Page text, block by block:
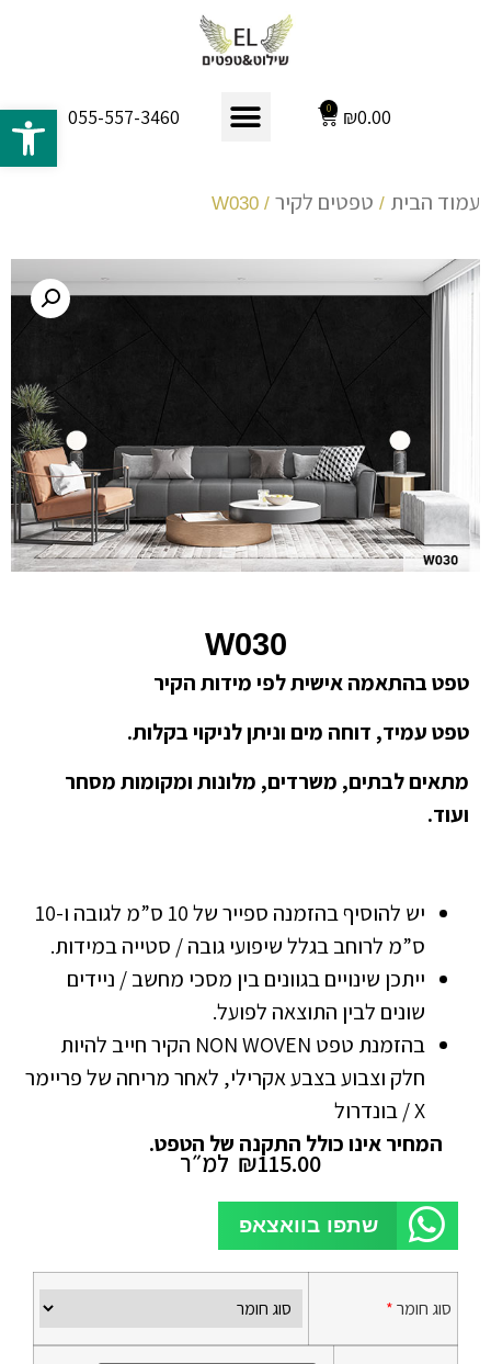
₪0.00
0
055-557-3460
עמוד הבית / טפטים לקיר / W030
W030
טפט בהתאמה אישית לפי מידות הקיר
טפט עמיד, דוחה מים וניתן לניקוי בקלות.
מתאים לבתים, משרדים, מלונות ומקומות מסחר
ועוד.
יש להוסיף בהזמנה ספייר של 10 ס”מ לגובה ו-10
ס”מ לרוחב בגלל שיפועי גובה / סטייה במידות.
ייתכן שינויים בגוונים בין מסכי מחשב / ניידים
שונים לבין התוצאה לפועל.
בהזמנת טפט NON WOVEN הקיר חייב להיות
חלק וצבוע בצבע אקרילי, לאחר מריחה של פריימר
X / בונדרול
המחיר אינו כולל התקנה של הטפט.
₪115.00 למ״ר
שתפו בוואצאפ
סוג חומר*